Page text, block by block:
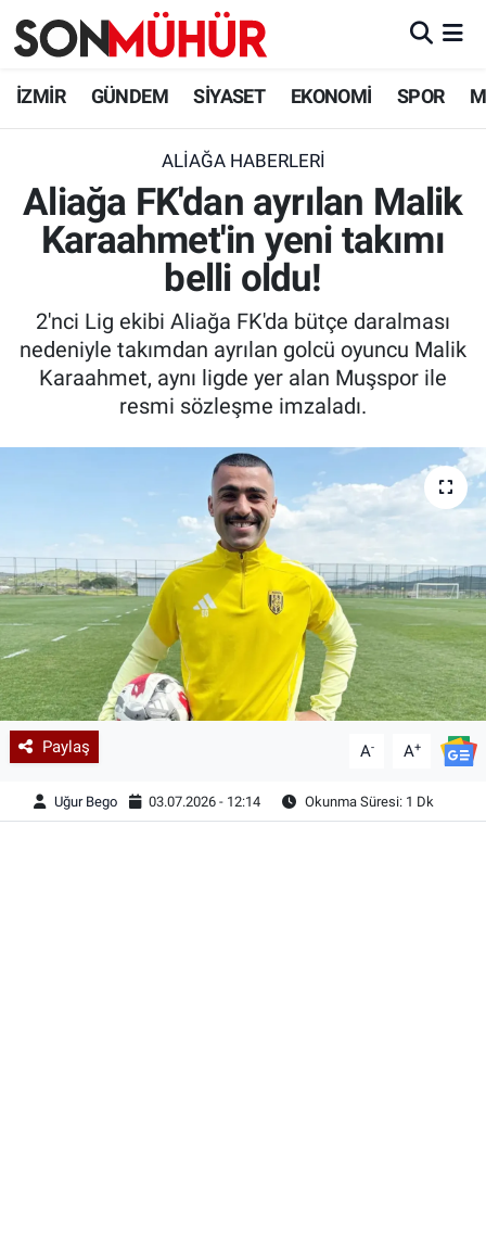
İZMİR GÜNDEM SİYASET EKONOMİ SPOR
ALIAĞA HABERLERI
Aliağa FK'dan ayrılan Malik
Karaahmet'in yeni takımı
belli oldu!
2'nci Lig ekibi Aliağa FK'da bütçe daralması
nedeniyle takımdan ayrılan golcü oyuncu Malik
Karaahmet, aynı ligde yer alan Muşspor ile
resmi sözleşme imzaladı.
Paylaş A- A+
Uğur Bego 03.07.2026 - 12:14 Okunma Süresi: 1 Dk
İzmir Nöbetçi Eczaneler
İzmir Namaz Vakitleri
İzmir Trafik Yoğunluk Haritası
Tüm Manşetler
Son Dakika Haberleri